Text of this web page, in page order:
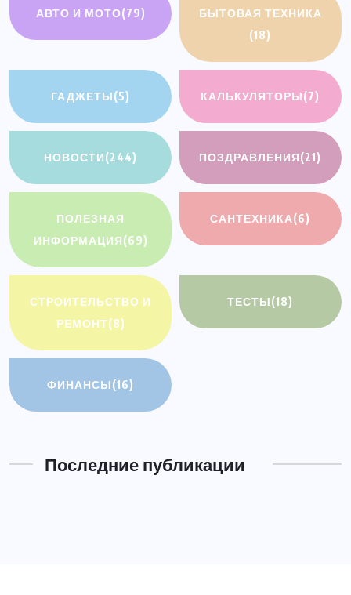
АВТО И МОТО(79)
БЫТОВАЯ ТЕХНИКА
(18)
ГАДЖЕТЫ(5) КАЛЬКУЛЯТОРЫ(7)
НОВОСТИ(244) ПОЗДРАВЛЕНИЯ(21)
ПОЛЕЗНАЯ
ИНФОРМАЦИЯ(69)
САНТЕХНИКА(6)
СТРОИТЕЛЬСТВО И
РЕМОНТ(8)
ТЕСТЫ(18)
ФИНАНСЫ(16)
Последние публикации